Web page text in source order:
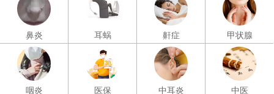
鼻炎 耳蜗 鼾症 甲状腺
咽炎 医保 中耳炎 中医